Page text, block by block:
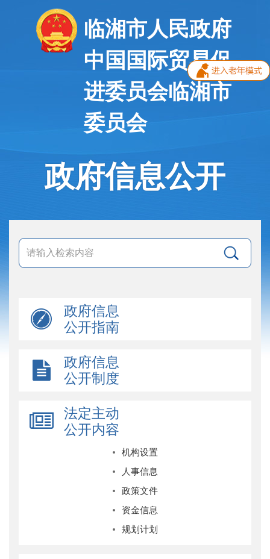
临湘市人民政府
中国国际贸易促
进委员会临湘市
委员会
政府信息公开
政府信息
公开指南
政府信息
公开制度
法定主动
公开内容
机构设置
人事信息
政策文件
资金信息
规划计划